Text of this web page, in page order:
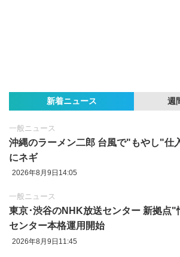
新着ニュース 週
一般ニュース
沖縄のラーメン二郎 台風で"もやし"仕
にネギ
2026年8月9日14:05
一般ニュース
東京‪･‬渋谷のNHK放送センター 新拠点"
センター本格運用開始
2026年8月9日11:45